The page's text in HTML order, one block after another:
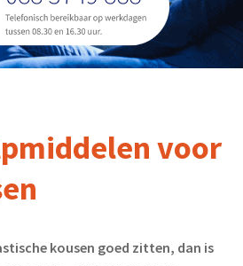
voor
kousen goed zitten, dan is